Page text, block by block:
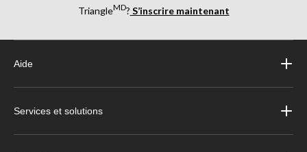
TriangleMD? S’inscrire maintenant
Aide
Services et solutions